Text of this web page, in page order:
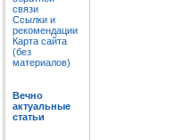
связи
Ссылки и
рекомендации
Карта сайта
(без
материалов)
Вечно
актуальные
статьи